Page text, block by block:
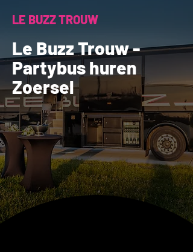
LE BUZZ TROUW
Le Buzz Trouw -
Partybus huren
Zoersel